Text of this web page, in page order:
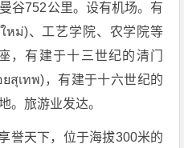
谷752公里。设有机场。有
หม่)、工艺学院、农学院等
，有建于十三世纪的清门
สุเทพ)，有建于十六世纪的
。旅游业发达。
誉天下，位于海拔300米的